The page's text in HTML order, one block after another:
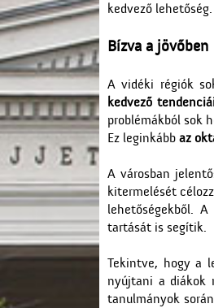
kedvező lehetőség.
Bízva a jövőben
A vidéki régiók
kedvező
problémákból sok
Ez leginkább az
A városban
kitermelését
lehetőségekből.
tartását is segítik.
Tekintve, hogy a
nyújtani a diákok
tanulmányok